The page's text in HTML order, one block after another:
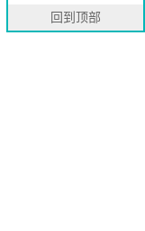
回到顶部